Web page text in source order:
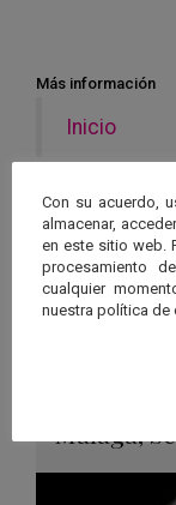
Más información
Inicio
Próximos
26 JUN
Málaga,
Con su acuerdo,
almacenar,
en este sitio web.
procesamiento
cualquier
nuestra política de